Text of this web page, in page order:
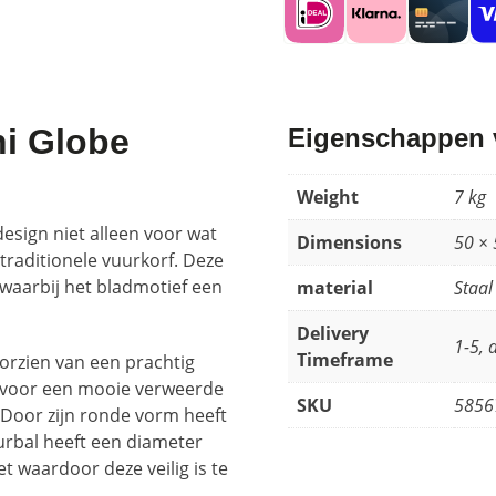
Globe
niet alleen voor wat
vuurkorf. Deze
het bladmotief een
van een prachtig
een mooie verweerde
zijn ronde vorm heeft
heeft een diameter
waardoor deze veilig is te
Eigenschappen
Weight
7 kg
Dimensions
50 ×
material
Staal
Delivery
Timeframe
1-5,
SKU